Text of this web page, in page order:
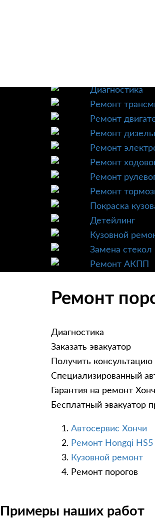
Техническое
Диагностика
Ремонт
Ремонт
Ремонт
Ремонт
Ремонт
Ремонт
Ремонт
Покраска
Детейлинг
Кузовной
Замена стекол
Ремонт АКПП
Ремонт
Диагностика
Заказать эвакуатор
Получить консультацию
Специализированный
Гарантия на ремонт
Бесплатный эвакуатор
Автосервис Хончи
Ремонт Hongqi HS5
Кузовной ремонт
Ремонт порогов
Примеры наших работ